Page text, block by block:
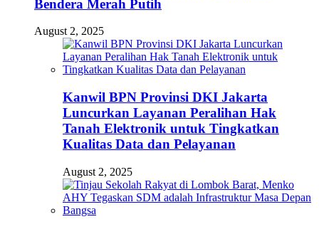
Bendera Merah Putih
August 2, 2025
Kanwil BPN Provinsi DKI Jakarta
Luncurkan Layanan Peralihan Hak
Tanah Elektronik untuk Tingkatkan
Kualitas Data dan Pelayanan
August 2, 2025